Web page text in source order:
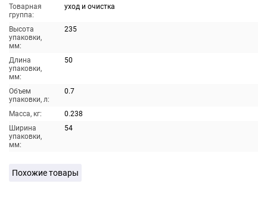
Товарная
группа:
уход и очистка
Высота
упаковки,
мм:
235
Длина
упаковки,
мм:
50
Объем
упаковки, л:
0.7
Масса, кг:
0.238
Ширина
упаковки,
мм:
54
Похожие товары